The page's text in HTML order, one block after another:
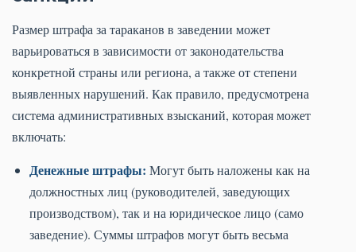
Размер штрафа за тараканов в заведении может
варьироваться в зависимости от законодательства
конкретной страны или региона, а также от степени
выявленных нарушений. Как правило, предусмотрена
система административных взысканий, которая может
включать:
Денежные штрафы: Могут быть наложены как на
должностных лиц (руководителей, заведующих
производством), так и на юридическое лицо (само
заведение). Суммы штрафов могут быть весьма